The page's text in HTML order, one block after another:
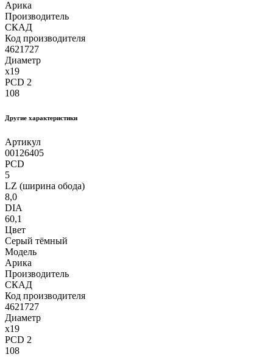
Арика
Производитель
СКАД
Код производителя
4621727
Диаметр
x19
PCD 2
108
Другие xарактеристики
Артикул
00126405
PCD
5
LZ (ширина обода)
8,0
DIA
60,1
Цвет
Серый тёмный
Модель
Арика
Производитель
СКАД
Код производителя
4621727
Диаметр
x19
PCD 2
108